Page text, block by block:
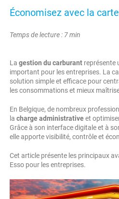
Économisez avec la
Temps de lecture : 7 min
La gestion du carburant représente
important pour les entreprises. La
solution simple et efficace pour
les consommations et mieux
En Belgique, de nombreux
la charge administrativeet
Grâce à son interface digitale et à
elle apporte visibilité, contrôle et
Cet article présente les principaux
Esso pour les entreprises.